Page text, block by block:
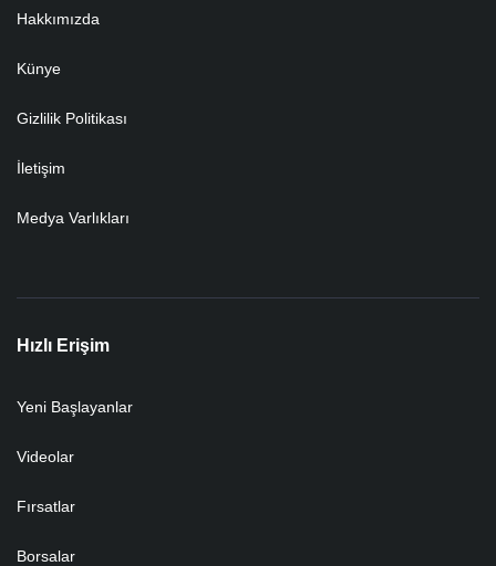
Hakkımızda
Künye
Gizlilik Politikası
İletişim
Medya Varlıkları
Hızlı Erişim
Yeni Başlayanlar
Videolar
Fırsatlar
Borsalar